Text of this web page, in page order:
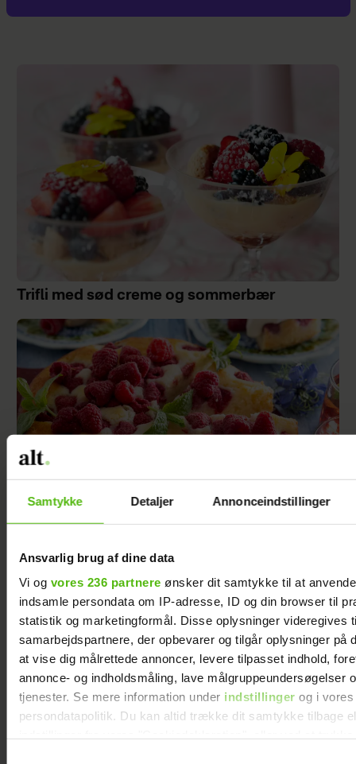
Samtykke Detaljer Annonceindstillinger
Ansvarlig brug af dine data
Vi og vores 236 partnere ønsker dit samtykke til at
indsamle persondata om IP-adresse, ID og din browser til
statistik og marketingformål. Disse oplysninger videregives
samarbejdspartnere, der opbevarer og tilgår oplysninger på
at vise dig målrettede annoncer, levere tilpasset indhold,
annonce- og indholdsmåling, lave målgruppeundersøgelser
tjenester. Se mere information under indstillinger og i vores
persondatapolitik. Du kan altid trække dit samtykke tilbage
Trifli med sød creme og sommerbær